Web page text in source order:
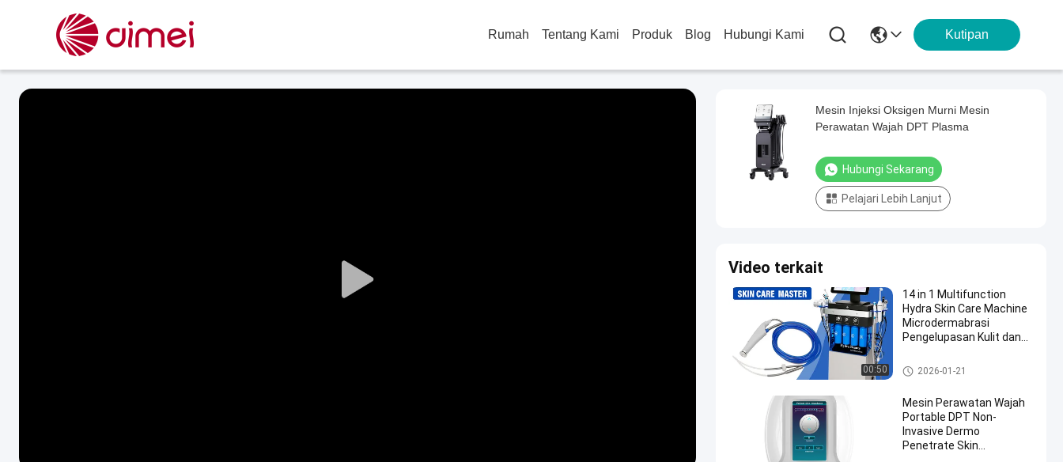
Rumah Tentang Kami Produk Blog Hubungi Kami Kutipan
Play
Mesin Injeksi Oksigen Murni Mesin
Perawatan Wajah DPT Plasma
Hubungi Sekarang
Pelajari Lebih Lanjut
Video terkait
00:50
14 in 1 Multifunction
Hydra Skin Care Machine
Microdermabrasi
Pengelupasan Kulit dan
untuk Pembersihan Kulit
yang mendalam dan
mesin hidrodermabrasi
2026-01-21
Mesin Perawatan Wajah
Portable DPT Non-
Invasive Dermo
Penetrate Skin